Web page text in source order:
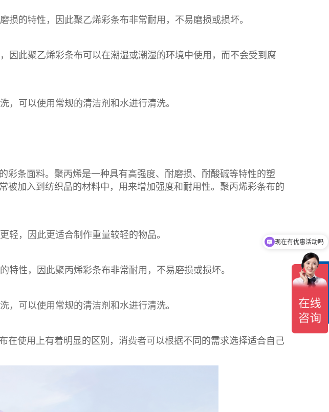
损的特性，因此聚乙烯彩条布非常耐用，不易磨损或损坏。
因此聚乙烯彩条布可以在潮湿或潮湿的环境中使用，而不会受到腐
，可以使用常规的清洁剂和水进行清洗。
彩条面料。聚丙烯是一种具有高强度、耐磨损、耐酸碱等特性的塑
被加入到纺织品的材料中，用来增加强度和耐用性。聚丙烯彩条布的
轻，因此更适合制作重量较轻的物品。
特性，因此聚丙烯彩条布非常耐用，不易磨损或损坏。
，可以使用常规的清洁剂和水进行清洗。
在使用上有着明显的区别，消费者可以根据不同的需求选择适合自己
在
线
服
现在有优惠活动吗